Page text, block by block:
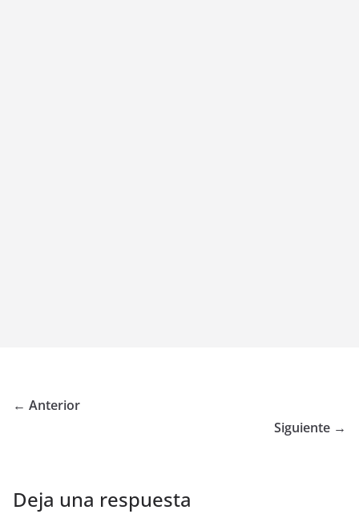
← Anterior
Siguiente →
Deja una respuesta